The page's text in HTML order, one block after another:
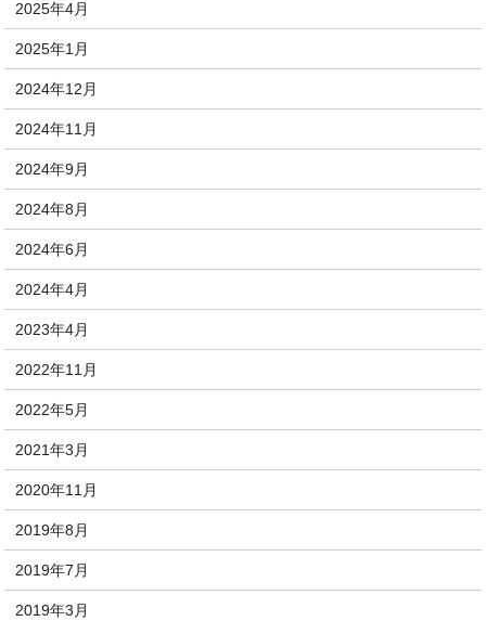
2025年4月
2025年1月
2024年12月
2024年11月
2024年9月
2024年8月
2024年6月
2024年4月
2023年4月
2022年11月
2022年5月
2021年3月
2020年11月
2019年8月
2019年7月
2019年3月